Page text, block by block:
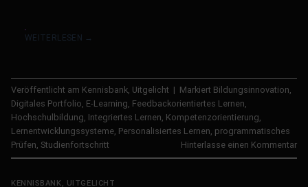
WEITERLESEN →
Veröffentlicht am Kennisbank Uitgelicht | Markiert Bildungsinnovation
Digitales Portfolio E-Learning Feedbackorientiertes Lernen
Hochschulbildung Integriertes Lernen Kompetenzorientierung
Lernentwicklungssysteme Personalisiertes Lernen programmatisches
Prüfen Studienfortschritt Hinterlasse einen Kommentar
KENNISBANK, UITGELICHT